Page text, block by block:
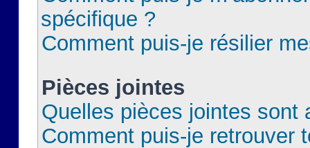
spécifique ?
Comment puis-je résilier
Pièces jointes
Quelles pièces jointes sont
Comment puis-je retrouver